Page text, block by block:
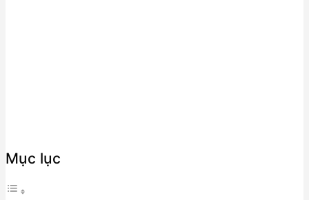
Mục lục